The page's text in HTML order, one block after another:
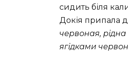
сидить біля
Докія припала
червоная,
ягідками